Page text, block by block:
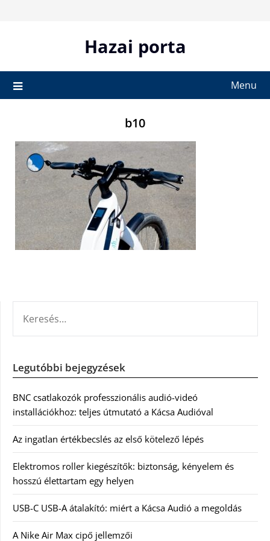
Hazai porta
Menu
b10
Legutóbbi bejegyzések
BNC csatlakozók professzionális audió-videó
installációkhoz: teljes útmutató a Kácsa Audióval
Az ingatlan értékbecslés az első kötelező lépés
Elektromos roller kiegészítők: biztonság, kényelem és
hosszú élettartam egy helyen
USB-C USB-A átalakító: miért a Kácsa Audió a megoldás
A Nike Air Max cipő jellemzői